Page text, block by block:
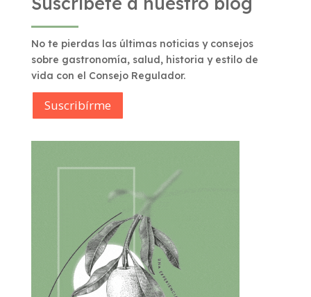
No te pierdas las últimas noticias y consejos
sobre gastronomía, salud, historia y estilo de
vida con el Consejo Regulador.
Suscribírme